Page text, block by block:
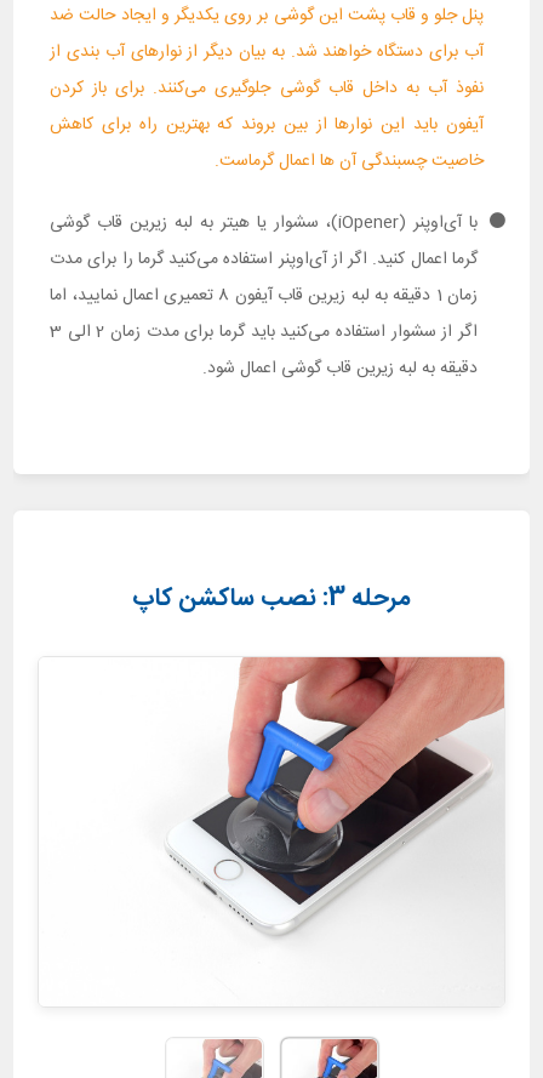
پنل جلو و قاب پشت این گوشی بر روی یکدیگر و ایجاد حالت ضد
آب برای دستگاه خواهند شد. به بیان دیگر از نوارهای آب بندی از
نفوذ آب به داخل قاب گوشی جلوگیری می‌کنند. برای باز کردن
آیفون باید این نوارها از بین بروند که بهترین راه برای کاهش
خاصیت چسبندگی آن ها اعمال گرماست.
با آی‌اوپنر (iOpener)، سشوار یا هیتر به لبه زیرین قاب گوشی
گرما اعمال کنید. اگر از آی‌‌اوپنر استفاده می‌کنید گرما را برای مدت
زمان 1 دقیقه به لبه زیرین قاب آیفون 8 تعمیری اعمال نمایید، اما
اگر از سشوار استفاده می‌کنید باید گرما برای مدت زمان 2 الی 3
دقیقه به لبه زیرین قاب گوشی اعمال شود.
مرحله 3: نصب ساکشن کاپ